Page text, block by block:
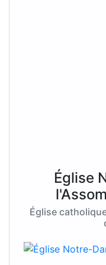
Église
Église